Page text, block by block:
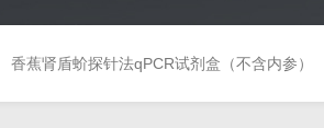
香蕉肾盾蚧探针法qPCR试剂盒（不含内参）